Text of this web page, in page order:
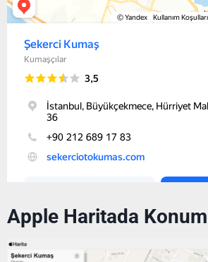
Apple Haritada Konum